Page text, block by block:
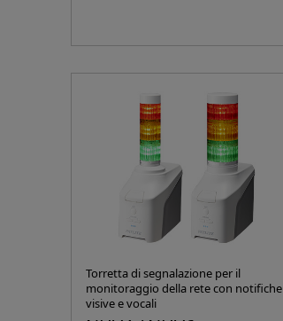
Torretta di segnalazione per il
monitoraggio della rete con notifiche
visive e vocali